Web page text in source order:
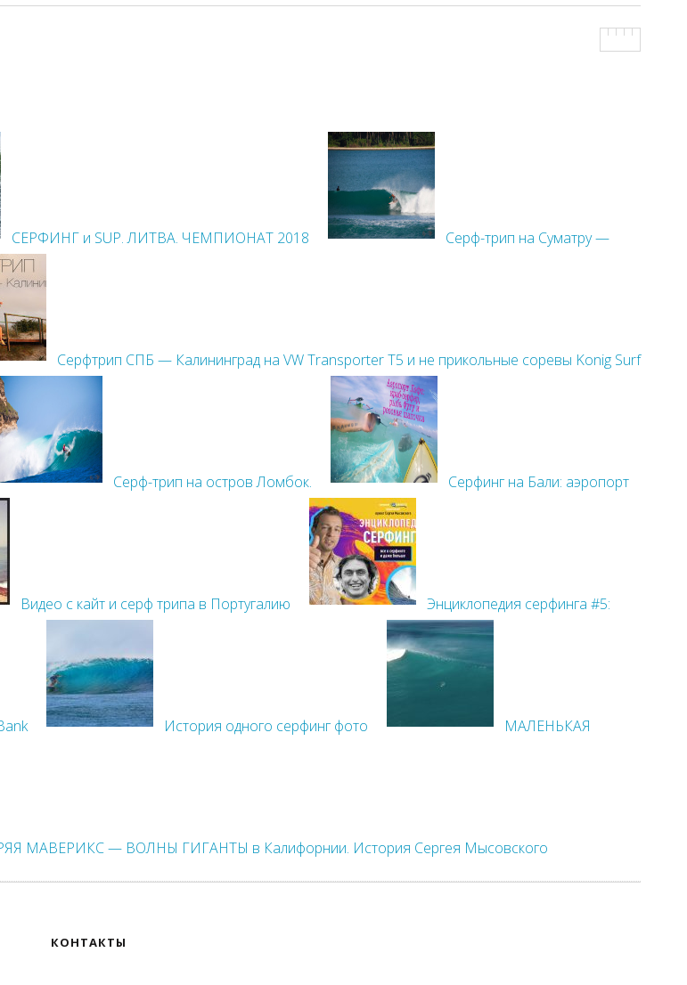
СЕРФИНГ и SUP. ЛИТВА. ЧЕМПИОНАТ 2018 Серф-трип на Суматру —
Серфтрип СПБ — Калининград на VW Transporter T5 и не прикольные соревы Konig Surf
Серф-трип на остров Ломбок. Серфинг на Бали: аэропорт
Видео с кайт и серф трипа в Португалию Энциклопедия серфинга #5:
История одного серфинг фото МАЛЕНЬКАЯ
МАВЕРИКС — ВОЛНЫ ГИГАНТЫ в Калифорнии. История Сергея Мысовского
КОНТАКТЫ